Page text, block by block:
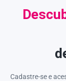
Cadastre-se e